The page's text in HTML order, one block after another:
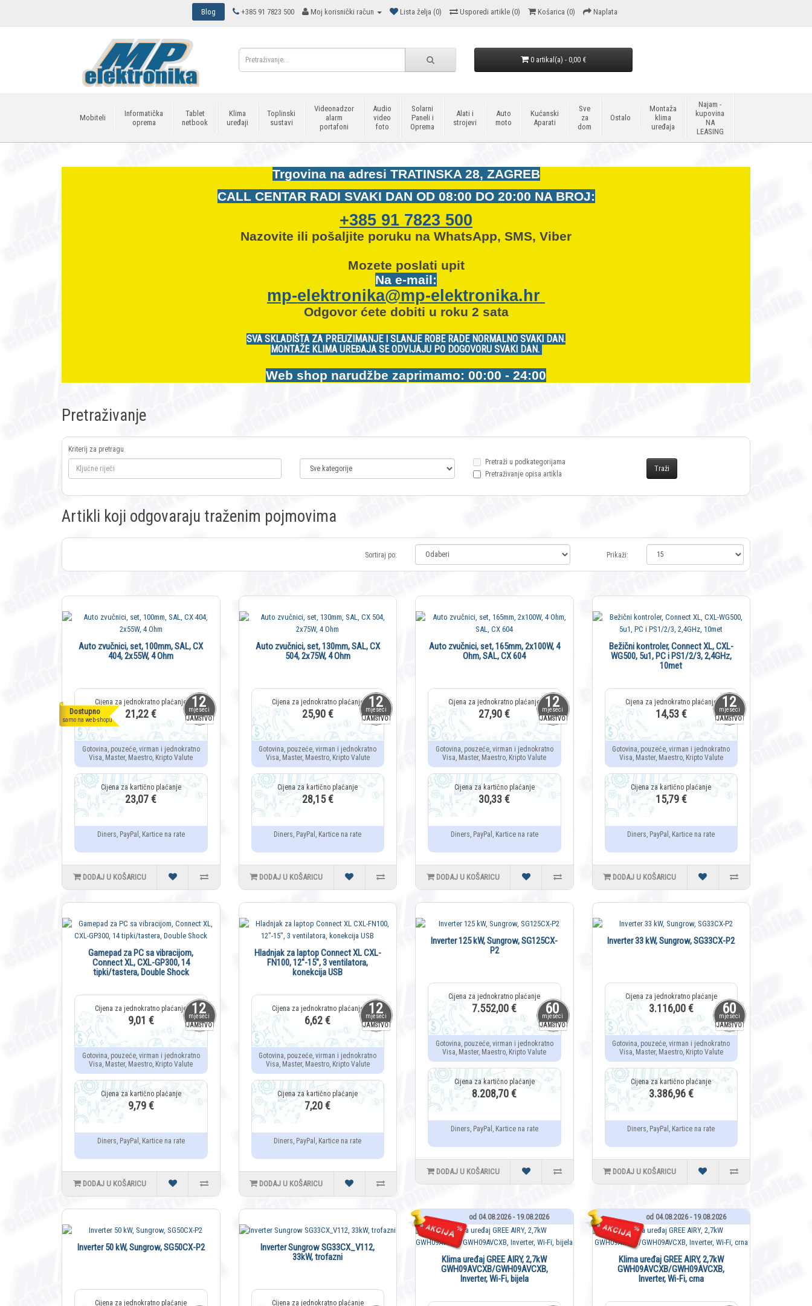
Blog +385 91 7823 500 Moj korisnički račun Lista želja (0) Usporedi artikle (0) Košarica (0) Naplata
0 artikal(a) - 0,00 €
Mobiteli
Informatička
oprema
Tablet
netbook
Klima
uređaji
Toplinski
sustavi
Videonadzor
alarm
portafoni
Audio
video
foto
Solarni
Paneli i
Oprema
Alati i
strojevi
Auto
moto
Kućanski
Aparati
Sve
za
dom
Ostalo
Montaža
klima
uređaja
Najam -
kupovina
NA
LEASING
Trgovina na adresi TRATINSKA 28, ZAGREB
CALL CENTAR RADI SVAKI DAN OD 08:00 DO 20:00 NA BROJ:
+385 91 7823 500
Nazovite ili pošaljite poruku na WhatsApp, SMS, Viber
Mozete poslati upit
Na e-mail:
mp-elektronika@mp-elektronika.hr
Odgovor ćete dobiti u roku 2 sata
SVA SKLADIŠTA ZA PREUZIMANJE I SLANJE ROBE RADE NORMALNO SVAKI DAN.
MONTAŽE KLIMA UREĐAJA SE ODVIJAJU PO DOGOVORU SVAKI DAN.
Web shop narudžbe zaprimamo: 00:00 - 24:00
Pretraživanje
Kriterij za pretragu
Pretraži u podkategorijama
Pretraživanje opisa artikla
Artikli koji odgovaraju traženim pojmovima
Sortiraj po: Prikaži:
12
mjeseci
JAMSTVO
Dostupno
samo na web-shopu
Auto zvučnici, set, 100mm, SAL, CX
404, 2x55W, 4 Ohm
21,22 €
Gotovina, pouzeće, virman i jednokratno
Visa, Master, Maestro, Kripto Valute
23,07 €
Diners, PayPal, Kartice na rate
DODAJ U KOŠARICU
12
mjeseci
JAMSTVO
Auto zvučnici, set, 130mm, SAL, CX
504, 2x75W, 4 Ohm
25,90 €
Gotovina, pouzeće, virman i jednokratno
Visa, Master, Maestro, Kripto Valute
28,15 €
Diners, PayPal, Kartice na rate
DODAJ U KOŠARICU
12
mjeseci
JAMSTVO
Auto zvučnici, set, 165mm, 2x100W, 4
Ohm, SAL, CX 604
27,90 €
Gotovina, pouzeće, virman i jednokratno
Visa, Master, Maestro, Kripto Valute
30,33 €
Diners, PayPal, Kartice na rate
DODAJ U KOŠARICU
12
mjeseci
JAMSTVO
Bežični kontroler, Connect XL, CXL-
WG500, 5u1, PC i PS1/2/3, 2,4GHz,
10met
14,53 €
Gotovina, pouzeće, virman i jednokratno
Visa, Master, Maestro, Kripto Valute
15,79 €
Diners, PayPal, Kartice na rate
DODAJ U KOŠARICU
12
mjeseci
JAMSTVO
Gamepad za PC sa vibracijom,
Connect XL, CXL-GP300, 14
tipki/tastera, Double Shock
9,01 €
Gotovina, pouzeće, virman i jednokratno
Visa, Master, Maestro, Kripto Valute
9,79 €
Diners, PayPal, Kartice na rate
DODAJ U KOŠARICU
12
mjeseci
JAMSTVO
Hladnjak za laptop Connect XL CXL-
FN100, 12"-15", 3 ventilatora,
konekcija USB
6,62 €
Gotovina, pouzeće, virman i jednokratno
Visa, Master, Maestro, Kripto Valute
7,20 €
Diners, PayPal, Kartice na rate
DODAJ U KOŠARICU
60
mjeseci
JAMSTVO
Inverter 125 kW, Sungrow, SG125CX-
P2
7.552,00 €
Gotovina, pouzeće, virman i jednokratno
Visa, Master, Maestro, Kripto Valute
8.208,70 €
Diners, PayPal, Kartice na rate
DODAJ U KOŠARICU
60
mjeseci
JAMSTVO
Inverter 33 kW, Sungrow, SG33CX-P2
3.116,00 €
Gotovina, pouzeće, virman i jednokratno
Visa, Master, Maestro, Kripto Valute
3.386,96 €
Diners, PayPal, Kartice na rate
DODAJ U KOŠARICU
Inverter 50 kW, Sungrow, SG50CX-P2
Inverter Sungrow SG33CX_V112,
33kW, trofazni
od 04.08.2026 - 19.08.2026
Klima uređaj GREE AIRY, 2,7kW
GWH09AVCXB/GWH09AVCXB,
Inverter, Wi-Fi, bijela
od 04.08.2026 - 19.08.2026
Klima uređaj GREE AIRY, 2,7kW
GWH09AVCXB/GWH09AVCXB,
Inverter, Wi-Fi, crna